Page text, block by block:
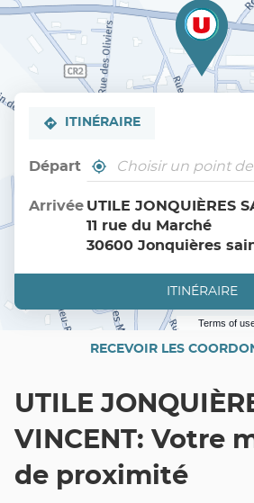
Terms of
ITINÉRAIRE
Départ
,
trouver
un
point
de
vente
À
proximité
Arrivée UTILE JONQUIÈRES
11 rue du Marché
30600 Jonquières
ITINÉRAIRE
POINT
DE
UTILE
RECEVOIR LES
RECEVOIR
COORDONNÉES
UTILE
VINCENT: Votre
de proximité